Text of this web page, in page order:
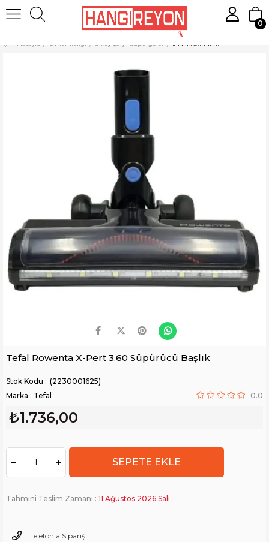
0
Anasayfa Ev Temizliği Dikey Şarjlı Süpürgeler
Tefal Rowenta X-Pert 3.60 Süpürücü Başlık
(2230001625)
Marka : Tefal 0.0
₺1.736,00
Tahmini Teslim Zamanı : 11 Ağustos 2026 Salı
Telefonla Sipariş